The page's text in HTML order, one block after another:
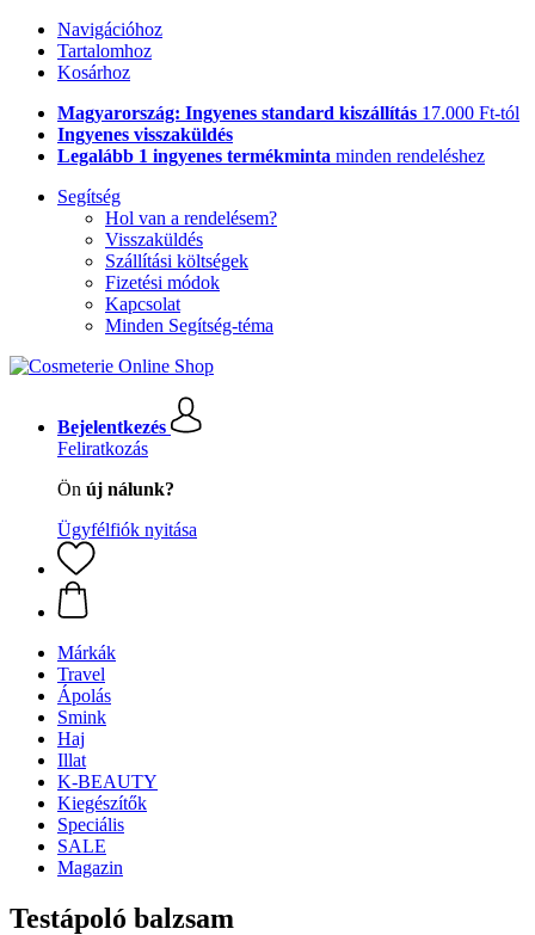
Navigációhoz
Tartalomhoz
Kosárhoz
Magyarország: Ingyenes standard kiszállítás 17.000 Ft-tól
Ingyenes visszaküldés
Legalább 1 ingyenes termékminta minden rendeléshez
Segítség
Hol van a rendelésem?
Visszaküldés
Szállítási költségek
Fizetési módok
Kapcsolat
Minden Segítség-téma
Bejelentkezés
Feliratkozás
Ön új nálunk?
Ügyfélfiók nyitása
Márkák
Travel
Ápolás
Smink
Haj
Illat
K-BEAUTY
Kiegészítők
Speciális
SALE
Magazin
Testápoló balzsam